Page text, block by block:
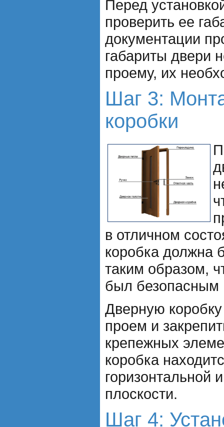
Перед
проверить ее
документации
габариты двери
проему, их
Шаг 3:
коробки
в отличном
коробка должна
таким образом,
был
Дверную коробку
проем и
крепежных
коробка
горизонтальной
плоскости.
Шаг 4: